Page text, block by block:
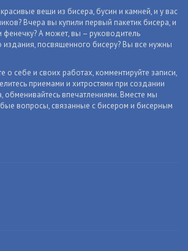
вещи из бисера, бусин и камней, и у вас
Вчера вы купили первый пакетик бисера, и
фенечку? А может, вы – руководитель
издания, посвященного бисеру? Вы все нужны
о себе и своих работах, комментируйте записи,
приемами и хитростями при создании
впечатлениями. Вместе мы
вопросы, связанные с бисером и бисерным